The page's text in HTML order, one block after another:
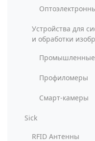
Устройства для
и обработки
Промышленные
Профиломеры
Смарт-камеры
Sick
RFID Антенны